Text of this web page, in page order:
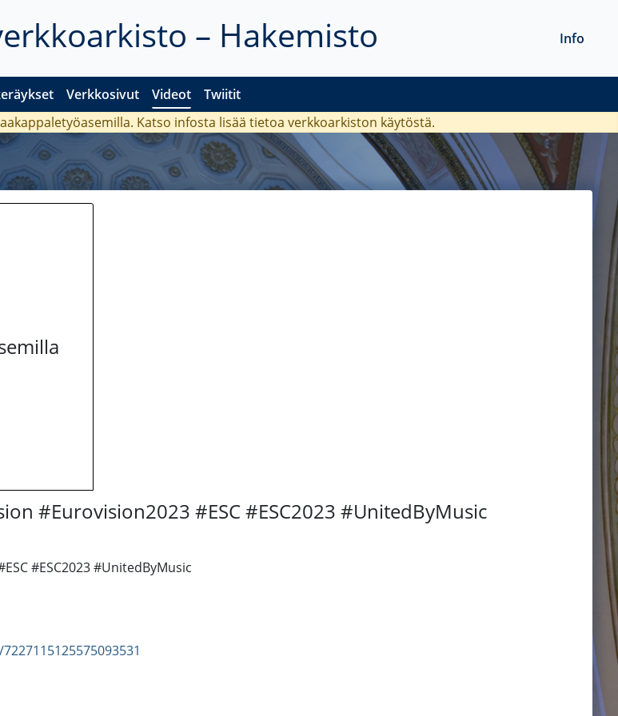
– Hakemisto
Verkkosivut Videot Twiitit
Info
Katso infosta lisää tietoa verkkoarkiston käytöstä.
#Eurovision2023 #ESC #ESC2023 #UnitedByMusic
#ESC2023 #UnitedByMusic